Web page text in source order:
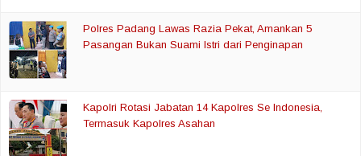
Polres Padang Lawas Razia Pekat, Amankan 5
Pasangan Bukan Suami Istri dari Penginapan
Kapolri Rotasi Jabatan 14 Kapolres Se Indonesia,
Termasuk Kapolres Asahan